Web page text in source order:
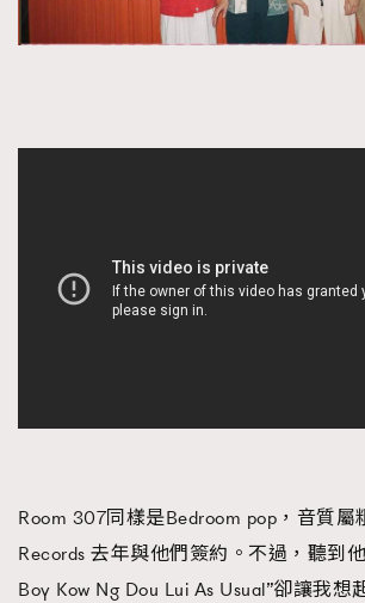
Room 307同樣是Bedroom pop，音質屬
Records 去年與他們簽約。不過，聽到
Boy Kow Ng Dou Lui As Usual”卻讓我